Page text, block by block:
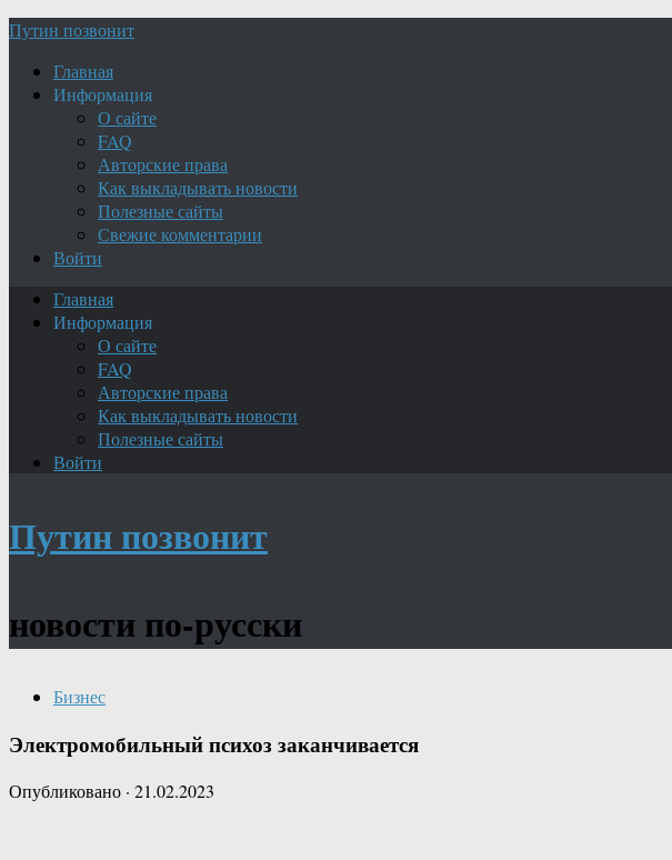
Путин позвонит
Главная
Информация
О сайте
FAQ
Авторские права
Как выкладывать новости
Полезные сайты
Свежие комментарии
Войти
Главная
Информация
О сайте
FAQ
Авторские права
Как выкладывать новости
Полезные сайты
Войти
Путин позвонит
новости по-русски
Бизнес
Электромобильный психоз заканчивается
Опубликовано · 21.02.2023